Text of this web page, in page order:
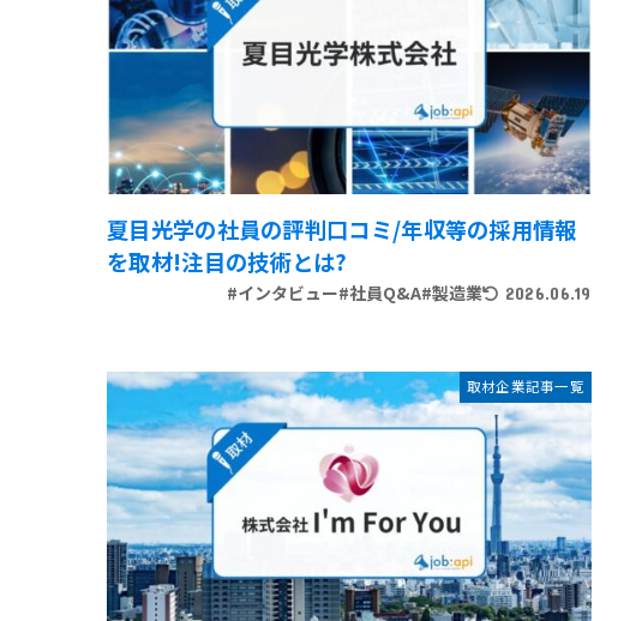
夏目光学の社員の評判口コミ/年収等の採用情報
を取材!注目の技術とは?
#インタビュー#社員Q&A#製造業 2026.06.19
取材企業記事一覧